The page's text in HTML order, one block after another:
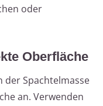
oder
Oberfläche
der Spachtelmasse
an. Verwenden